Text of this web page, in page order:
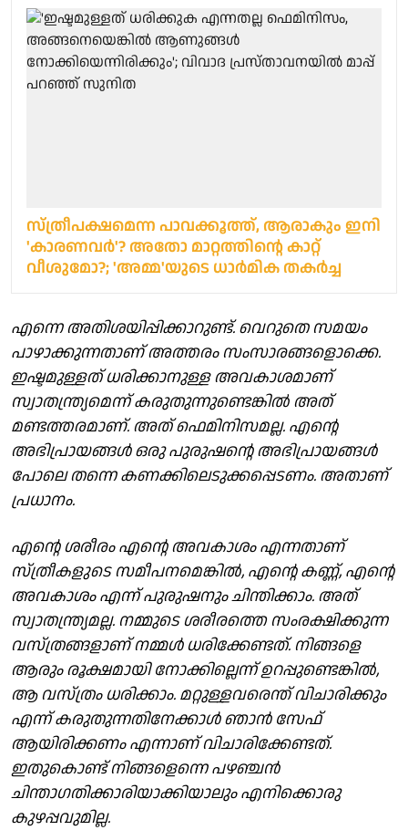
സ്ത്രീപക്ഷമെന്ന പാവക്കൂത്ത്, ആരാകും ഇനി
'കാരണവര്‍'? അതോ മാറ്റത്തിന്റെ കാറ്റ്
വീശുമോ?; 'അമ്മ'യുടെ ധാര്‍മിക തകര്‍ച്ച
എന്നെ അതിശയിപ്പിക്കാറുണ്ട്. വെറുതെ സമയം
പാഴാക്കുന്നതാണ് അത്തരം സംസാരങ്ങളൊക്കെ.
ഇഷ്ടമുള്ളത് ധരിക്കാനുള്ള അവകാശമാണ്
സ്വാതന്ത്ര്യമെന്ന് കരുതുന്നുണ്ടെങ്കിൽ അത്
മണ്ടത്തരമാണ്. അത് ഫെമിനിസമല്ല. എന്റെ
അഭിപ്രായങ്ങൾ ഒരു പുരുഷന്റെ അഭിപ്രായങ്ങൾ
പോലെ തന്നെ കണക്കിലെടുക്കപ്പെടണം. അതാണ്
പ്രധാനം.
എന്റെ ശരീരം എന്റെ അവകാശം എന്നതാണ്
സ്ത്രീകളുടെ സമീപനമെങ്കിൽ, എന്റെ കണ്ണ്, എന്റെ
അവകാശം എന്ന് പുരുഷനും ചിന്തിക്കാം. അത്
സ്വാതന്ത്ര്യമല്ല. നമ്മുടെ ശരീരത്തെ സംരക്ഷിക്കുന്ന
വസ്ത്രങ്ങളാണ് നമ്മൾ ധരിക്കേണ്ടത്. നിങ്ങളെ
ആരും രൂക്ഷമായി നോക്കില്ലെന്ന് ഉറപ്പുണ്ടെങ്കിൽ,
ആ വസ്ത്രം ധരിക്കാം. മറ്റുള്ളവരെന്ത് വിചാരിക്കും
എന്ന് കരുതുന്നതിനേക്കാൾ ഞാൻ സേഫ്
ആയിരിക്കണം എന്നാണ് വിചാരിക്കേണ്ടത്.
ഇതുകൊണ്ട് നിങ്ങളെന്നെ പഴഞ്ചൻ
ചിന്താഗതിക്കാരിയാക്കിയാലും എനിക്കൊരു
കുഴപ്പവുമില്ല.